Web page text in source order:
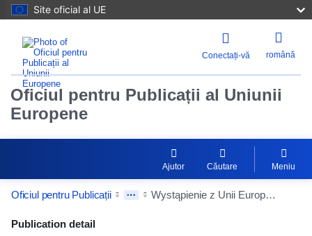
Site oficial al UE
Conectați-vă română
Oficiul pentru Publicații al Uniunii
Europene
Ajutor Căutare Meniu
Oficiul pentru Publicații Wystąpienie z Unii Europejskiej
Publication Detail Actions Portlet
Publication detail